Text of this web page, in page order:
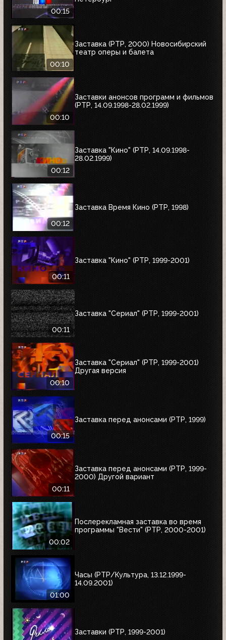
00:15
00:10
Заставка (РТР, 2000) Новосибирский
театр оперы и балета
00:10
Заставки анонсов программ и фильмов
(РТР, 14.09.1998-28.02.1999)
00:12
Заставка "Кино" (РТР, 14.09.1998-
28.02.1999)
00:12
Заставка Время Кино (РТР, 1998)
00:11
Заставка "Кино" (РТР, 1999-2001)
00:11
Заставка "Сериал" (РТР, 1999-2001)
00:10
Заставка "Сериал" (РТР, 1999-2001)
Другая версия
00:15
Заставка перед анонсами (РТР, 1999)
00:11
Заставка перед анонсами (РТР, 1999-
2000) Другой вариант
00:02
Послерекламная заставка во время
программы "Вести" (РТР, 2000-2001)
01:00
Часы (РТР/Культура, 13.12.1999-
14.09.2001)
Заставки (РТР, 1999-2001)